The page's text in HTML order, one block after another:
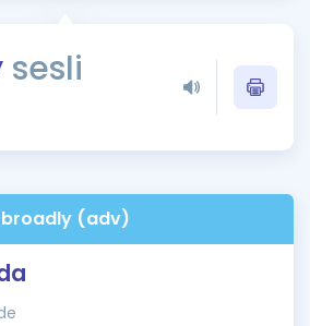
sesli
broadly (adv)